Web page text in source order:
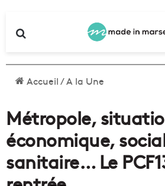
Accueil/A la Une
Métropole,
économique,
sanitaire… Le